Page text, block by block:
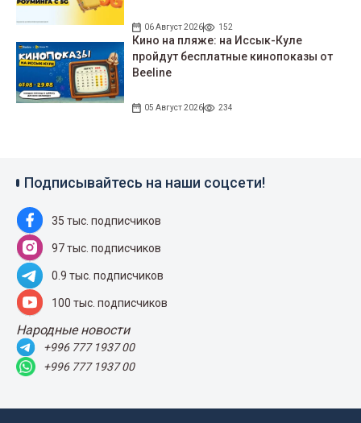
06 Август 2026 152
Кино на пляже: на Иссык-Куле
пройдут беcплатные кинопоказы от
Beeline
05 Август 2026 234
Подписывайтесь на наши соцсети!
35 тыс. подписчиков
97 тыс. подписчиков
0.9 тыс. подписчиков
100 тыс. подписчиков
Народные новости
+996 777 1937 00
+996 777 1937 00